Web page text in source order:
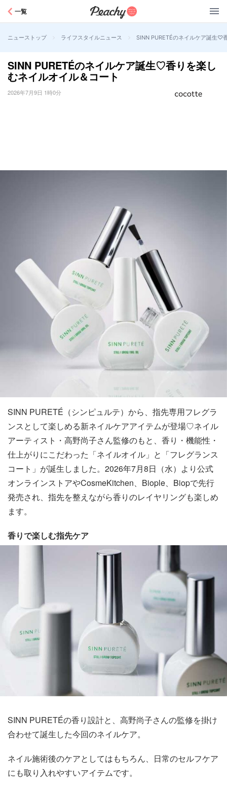
一覧
ニューストップ > ライフスタイルニュース > SINN PURETÉのネイルケア誕生♡
SINN PURETÉのネイルケア誕生♡香りを楽し
むネイルオイル＆コート
2026年7月9日 1時0分
SINN PURETÉ（シンピュルテ）から、指先専用フレグラ
ンスとして楽しめる新ネイルケアアイテムが登場♡ネイル
アーティスト・高野尚子さん監修のもと、香り・機能性・
仕上がりにこだわった「ネイルオイル」と「フレグランス
コート」が誕生しました。2026年7月8日（水）より公式
オンラインストアやCosmeKitchen、Biople、Biopで先行
発売され、指先を整えながら香りのレイヤリングも楽しめ
ます。
香りで楽しむ指先ケア
SINN PURETÉの香り設計と、高野尚子さんの監修を掛け
合わせて誕生した今回のネイルケア。
ネイル施術後のケアとしてはもちろん、日常のセルフケア
にも取り入れやすいアイテムです。